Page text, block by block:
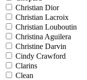
Christian Dior
Christian Lacroix
Christian Louboutin
Christina Aguilera
Christine Darvin
Cindy Crawford
Clarins
Clean